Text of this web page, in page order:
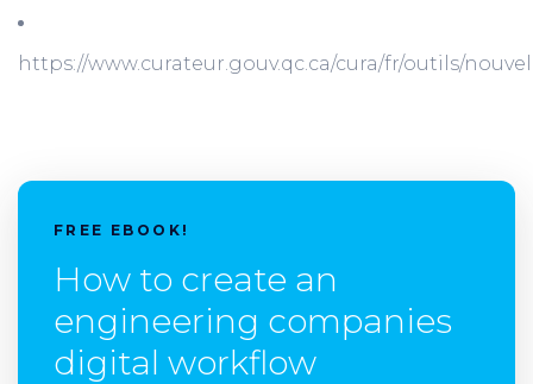
https://www.curateur.gouv.qc.ca/cura/fr/outils/
FREE EBOOK!
How to create an
engineering companies
digital workflow